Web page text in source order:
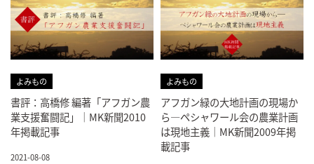
よみもの
書評：高橋修 編著「アフガン農
業支援奮闘記」｜MK新聞2010
年掲載記事
2021-08-08
よみもの
アフガン緑の大地計画の現場か
ら―ペシャワール会の農業計画
は現地主義｜MK新聞2009年掲
載記事